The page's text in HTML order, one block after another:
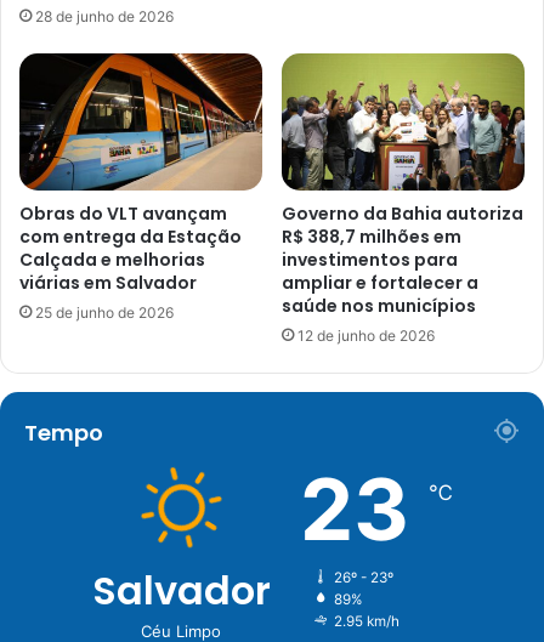
28 de junho de 2026
Obras do VLT avançam
com entrega da Estação
Calçada e melhorias
viárias em Salvador
25 de junho de 2026
Governo da Bahia autoriza
R$ 388,7 milhões em
investimentos para
ampliar e fortalecer a
saúde nos municípios
12 de junho de 2026
Tempo
Salvador
Céu Limpo
23 ℃
26º - 23º
89%
2.95 km/h